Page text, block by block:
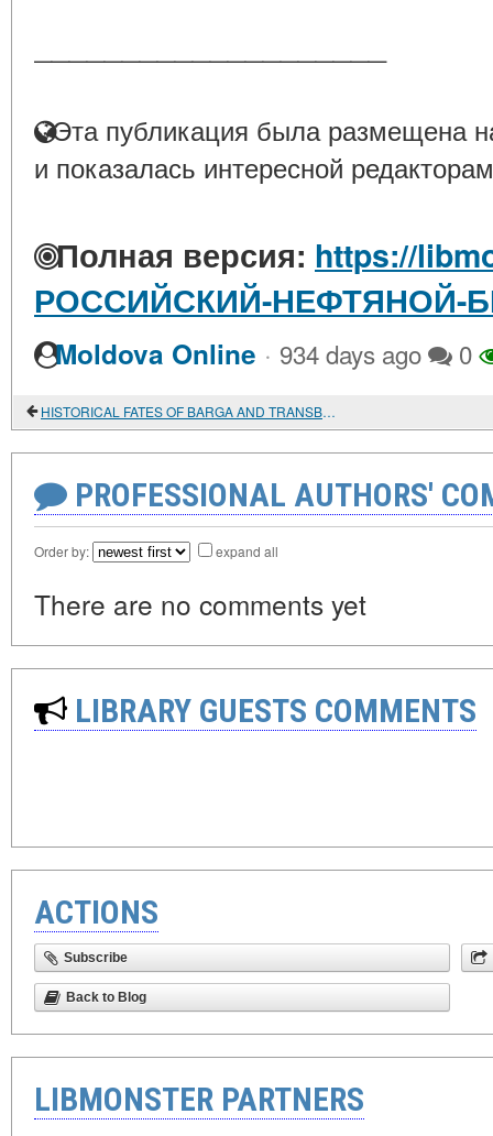
Эта публикация была размещена
и показалась интересной
Полная версия: https://
РОССИЙСКИЙ-НЕФТЯНОЙ-
Moldova Online · 934 days ago 0
HISTORICAL FATES OF BARGA AND TRANSBAIKALIA
PROFESSIONAL AUTHORS'
Order by: expand all
There are no comments yet
LIBRARY GUESTS COMMENTS
ACTIONS
Subscribe
Back to Blog
LIBMONSTER PARTNERS